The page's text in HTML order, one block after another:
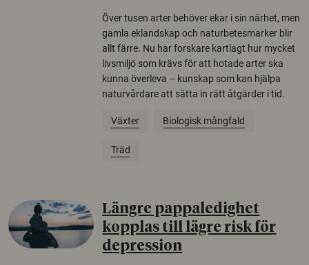
Över tusen arter behöver ekar i sin närhet, men
gamla eklandskap och naturbetesmarker blir
allt färre. Nu har forskare kartlagt hur mycket
livsmiljö som krävs för att hotade arter ska
kunna överleva – kunskap som kan hjälpa
naturvårdare att sätta in rätt åtgärder i tid.
Växter Biologisk mångfald
Träd
Längre pappaledighet
kopplas till lägre risk för
depression